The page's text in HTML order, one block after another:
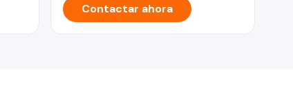
Contactar ahora